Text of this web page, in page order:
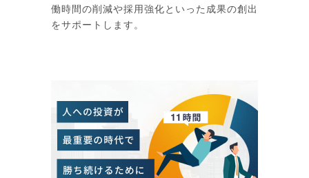
働時間の削減や採用強化といった成果の創出
をサポートします。